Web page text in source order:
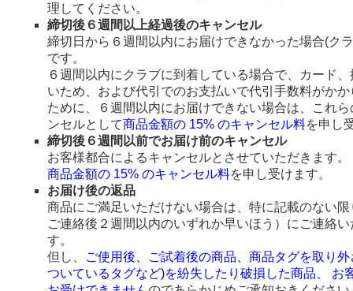
理してください。
締切後６週間以上経過後のキャンセル
締切日から６週間以内にお届けできなかった場合(ク
です。
６週間以内にクラブに到着している場合で、カード
いため、および代引でのお支払いで代引手数料がか
ために、６週間以内にお届けできない場合は、これ
ンセルとして商品金額の 15% のキャンセル料を申し
締切後６週間以前でお届け前のキャンセル
お客様都合によるキャンセルとさせていただきます。
商品金額の 15% のキャンセル料を申し受けます。
お届け後の返品
商品にご満足いただけない場合は、特に記載のない
ご連絡後２週間以内のいずれか早いほう）にご連絡
す。
但し、
ご使用後、ご試着後の商品、商品タグを取り
ついているタグなど)を紛失したり破損した商品、